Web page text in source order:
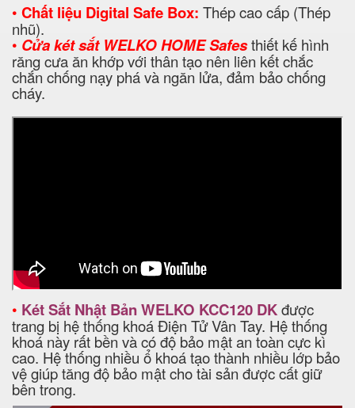
• Chất liệu Digital Safe Box: Thép cao cấp (Thép
nhũ).
• Cửa két sắt WELKO HOME Safesthiết kế hình
răng cưa ăn khớp với thân tạo nên liên kết chắc
chắn chống nạy phá và ngăn lửa, đảm bảo chống
cháy.
• Két Sắt Nhật Bản WELKO KCC120 DKđược
trang bị hệ thống khoá Điện Tử Vân Tay. Hệ thống
khoá này rất bền và có độ bảo mật an toàn cực kì
cao. Hệ thống nhiều ổ khoá tạo thành nhiều lớp bảo
vệ giúp tăng độ bảo mật cho tài sản được cất giữ
bên trong.